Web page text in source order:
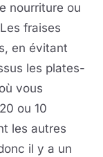
nourriture ou
fraises
en évitant
les plates-
vous
ou 10
les autres
il y a un